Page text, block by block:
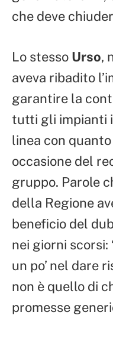
che deve
Lo stesso Urso,
aveva ribadito
garantire la
tutti gli impianti
linea con
occasione del
gruppo. Parole
della Regione
beneficio del
nei giorni
un po’ nel dare
non è quello di
promesse